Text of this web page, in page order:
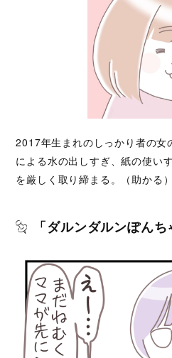
2017年生まれのしっかり者の女
による水の出しすぎ、紙の使い
を厳しく取り締まる。（助かる）
「ダルンダルンぽんち